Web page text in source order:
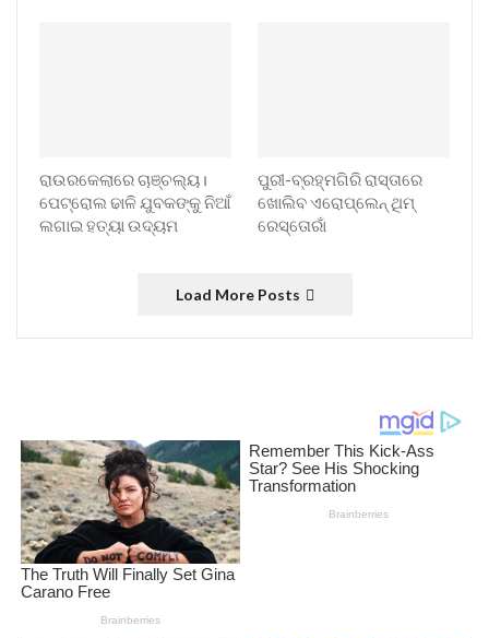
ରାଉରକେଲାରେ ଚାଞ୍ଚଲ୍ୟ।
ପେଟ୍ରୋଲ ଢାଳି ଯୁବକଙ୍କୁ ନିଆଁ
ଲଗାଇ ହତ୍ୟା ଉଦ୍ୟମ
ପୁରୀ-ବ୍ରହ୍ମଗିରି ରାସ୍ତାରେ
ଖୋଲିବ ଏରୋପ୍ଲେନ୍‌ ଥିମ୍‌
ରେସ୍ତୋରାଁ
Load More Posts